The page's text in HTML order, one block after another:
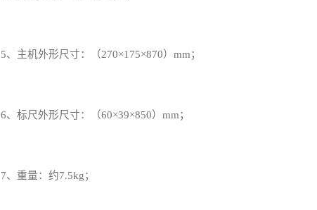
5、主机外形尺寸：（270×175×870）mm；
6、标尺外形尺寸：（60×39×850）mm；
7、重量：约7.5kg；